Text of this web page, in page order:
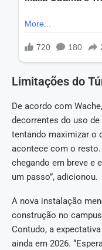
Limitações do
De acordo com
decorrentes do uso
tentando maximizar o
acontece com o
chegando em breve e
um passo”, adicionou.
A nova instalação
construção no
Contudo, a
ainda em 2026.